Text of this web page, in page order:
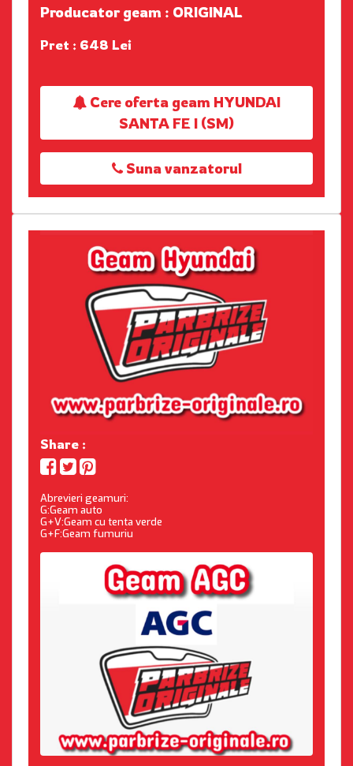
Producator geam : ORIGINAL
Pret : 648 Lei
Cere oferta geam HYUNDAI
SANTA FE I (SM)
Suna vanzatorul
Share :
Abrevieri geamuri:
G:Geam auto
G+V:Geam cu tenta verde
G+F:Geam fumuriu